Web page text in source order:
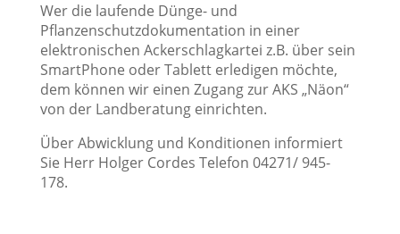
Wer die laufende Dünge- und
Pflanzenschutzdokumentation in einer
elektronischen Ackerschlagkartei z.B. über sein
SmartPhone oder Tablett erledigen möchte,
dem können wir einen Zugang zur AKS „Näon“
von der Landberatung einrichten.
Über Abwicklung und Konditionen informiert
Sie Herr Holger Cordes Telefon 04271/ 945-
178.